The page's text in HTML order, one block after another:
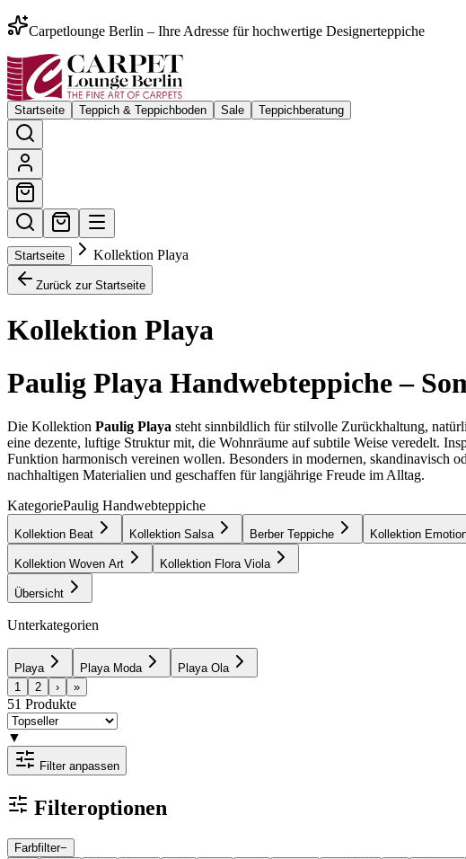
Carpetlounge Berlin – Ihre Adresse für hochwertige Designerteppiche
Startseite Teppich & Teppichboden Sale Teppichberatung
Startseite Kollektion Playa
Zurück zur Startseite
Kollektion Playa
Paulig Playa Handwebteppiche –
Die Kollektion Paulig Playa steht sinnbildlich für stilvolle Zurückhaltung,
eine dezente, luftige Struktur mit, die Wohnräume auf subtile Weise veredelt.
Funktion harmonisch vereinen wollen. Besonders in modernen, skandinavisch
nachhaltigen Materialien und geschaffen für langjährige Freude im Alltag.
KategoriePaulig Handwebteppiche
Kollektion Beat Kollektion Salsa Berber Teppiche Kollektion
Kollektion Woven Art Kollektion Flora Viola
Übersicht
Unterkategorien
Playa Playa Moda
Playa Ola
1
2 › »
51 Produkte
▼
Filter anpassen
Filteroptionen
Farbfilter−